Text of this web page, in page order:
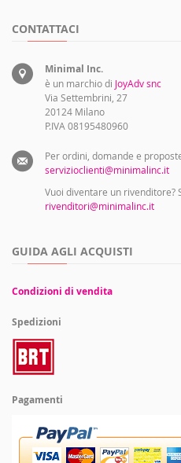
CONTATTACI
Minimal Inc.
è un marchio di JoyAdv snc
Via Settembrini, 27
20124 Milano
P.IVA 08195480960
Per ordini, domande e
servizioclienti@minimalinc.it
Vuoi diventare un rivenditore?
rivenditori@minimalinc.it
GUIDA AGLI ACQUISTI
Condizioni di vendita
Spedizioni
Pagamenti